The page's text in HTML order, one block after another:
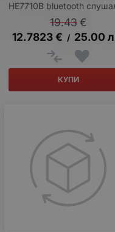
HE7710B bluetooth
19.43 €
12.7823€ / 25.00
КУПИ